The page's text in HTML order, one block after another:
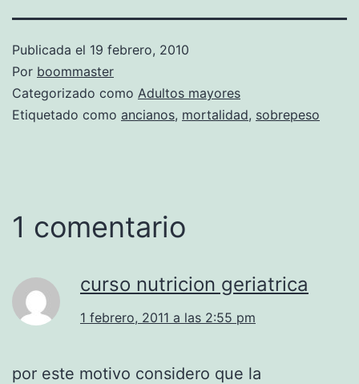
Publicada el 19 febrero, 2010
Por boommaster
Categorizado como Adultos mayores
Etiquetado como ancianos, mortalidad, sobrepeso
1 comentario
curso nutricion geriatrica
1 febrero, 2011 a las 2:55 pm
por este motivo considero que la